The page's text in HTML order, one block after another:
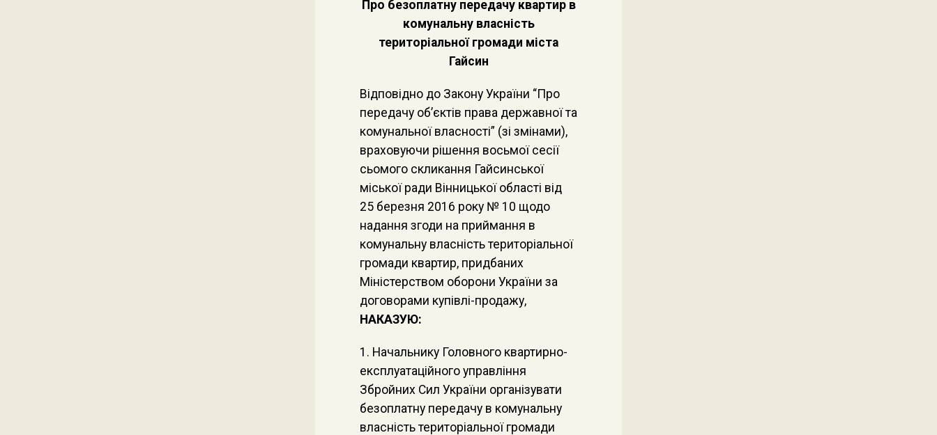
Про безоплатну передачу квартир в
комунальну власність
територіальної громади міста
Гайсин
Відповідно до Закону України “Про
передачу об’єктів права державної та
комунальної власності” (зі змінами),
враховуючи рішення восьмої сесії
сьомого скликання Гайсинської
міської ради Вінницької області від
25 березня 2016 року № 10 щодо
надання згоди на приймання в
комунальну власність територіальної
громади квартир, придбаних
Міністерством оборони України за
договорами купівлі-продажу,
НАКАЗУЮ:
1. Начальнику Головного квартирно-
експлуатаційного управління
Збройних Сил України організувати
безоплатну передачу в комунальну
власність територіальної громади